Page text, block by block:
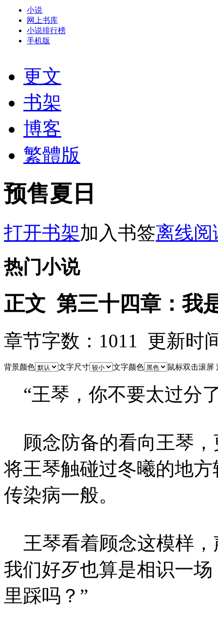
小说
网上书库
小说排行榜
手机版
更文
书架
博客
繁體版
预售夏日
打开书架加入书签离线阅
热门小说
正文 第三十四章：我
章节字数：1011 更新时
背景颜色 文字尺寸 文字颜色 鼠标双击滚屏
“王琴，你不要太过分
顾念防备的看向王琴，
将王琴触碰过冬曦的地
传染病一般。
王琴看着顾念这模样，
我们好歹也算是相识一
里踩吗？”